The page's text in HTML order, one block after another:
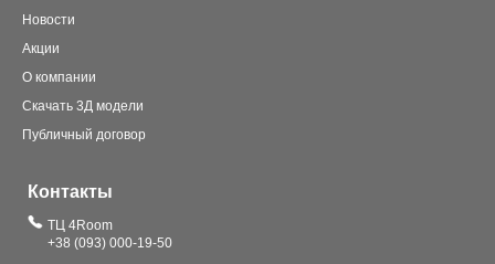
Новости
Акции
О компании
Скачать 3Д модели
Публичный договор
Контакты
ТЦ 4Room
+38 (093) 000-19-50